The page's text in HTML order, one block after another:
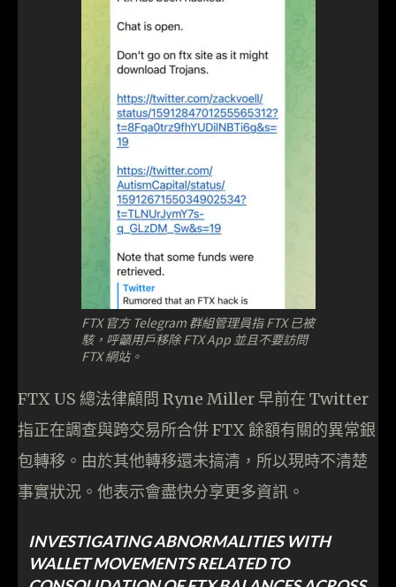
FTX 官方 Telegram 群組管理員指 FTX 已被
駭，呼籲用戶移除 FTX App 並且不要訪問
FTX 網站。
FTX US 總法律顧問 Ryne Miller 早前在 Twitter
指正在調查與跨交易所合併 FTX 餘額有關的異常銀
包轉移。由於其他轉移還未搞清，所以現時不清楚
事實狀況。他表示會盡快分享更多資訊。
INVESTIGATING ABNORMALITIES WITH
WALLET MOVEMENTS RELATED TO